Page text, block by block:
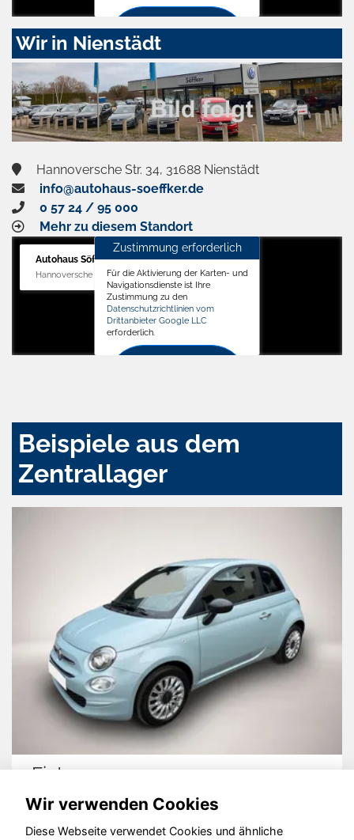
Zustimmen
aktivieren
Wir in Nienstädt
Hannoversche Str. 34, 31688 Nienstädt
info@autohaus-soeffker.de
0 57 24 / 95 000
Mehr zu diesem Standort
Autohaus Söffker GmbH
Hannoversche Str. 34, 31688 Nienstädt
Zustimmung erforderlich
Für die Aktivierung der Karten- und
Navigationsdienste ist Ihre
Zustimmung zu den
Datenschutzrichtlinien vom
Drittanbieter Google LLC
erforderlich.
Beispiele aus dem
Zentrallager
Fiat 500
Wir verwenden Cookies
Diese Webseite verwendet Cookies und ähnliche